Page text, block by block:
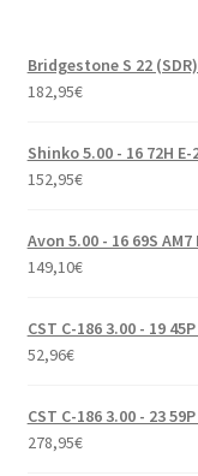
Bridgestone S 22
182,95€
Shinko 5.00 - 16 72H
152,95€
Avon 5.00 - 16 69S
149,10€
CST C-186 3.00 - 19
52,96€
CST C-186 3.00 - 23
278,95€